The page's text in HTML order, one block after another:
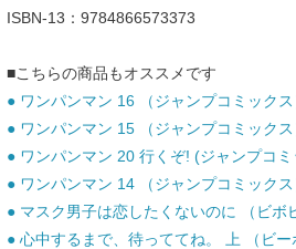
ISBN-13：9784866573373
■こちらの商品もオススメです
● ワンパンマン 16 （ジャンプコミック
● ワンパンマン 15 （ジャンプコミック
● ワンパンマン 20 行くぞ! (ジャンプコ
● ワンパンマン 14 （ジャンプコミック
● マスク男子は恋したくないのに （ビ
● 心中するまで、待っててね。 上 （ビ